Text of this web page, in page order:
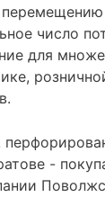
число
для
-